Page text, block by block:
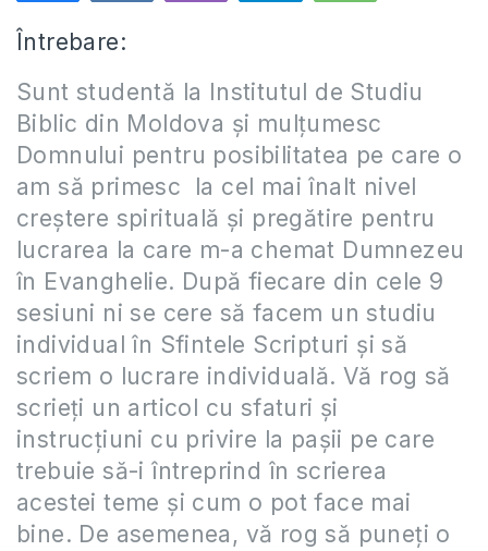
Întrebare:
Sunt studentă la Institutul de Studiu
Biblic din Moldova și mulțumesc
Domnului pentru posibilitatea pe care o
am să primesc la cel mai înalt nivel
creștere spirituală și pregătire pentru
lucrarea la care m-a chemat Dumnezeu
în Evanghelie. După fiecare din cele 9
sesiuni ni se cere să facem un studiu
individual în Sfintele Scripturi și să
scriem o lucrare individuală. Vă rog să
scrieți un articol cu sfaturi și
instrucțiuni cu privire la pașii pe care
trebuie să-i întreprind în scrierea
acestei teme și cum o pot face mai
bine. De asemenea, vă rog să puneți o